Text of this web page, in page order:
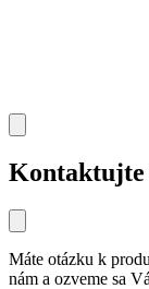
Kontaktujte
Máte otázku k
nám a ozveme sa